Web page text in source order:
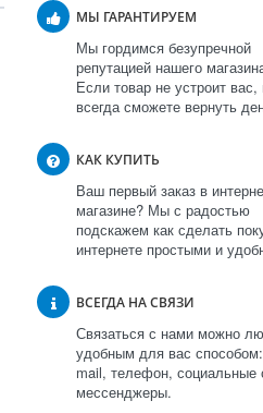
МЫ ГАРАНТИРУЕМ
Мы гордимся безупречной
репутацией нашего
Если товар не устроит
всегда сможете вернуть
КАК КУПИТЬ
Ваш первый заказ в
магазине? Мы с радостью
подскажем как сделать
интернете простыми и
ВСЕГДА НА СВЯЗИ
Связаться с нами можно
удобным для вас
mail, телефон, социальные
мессенджеры.